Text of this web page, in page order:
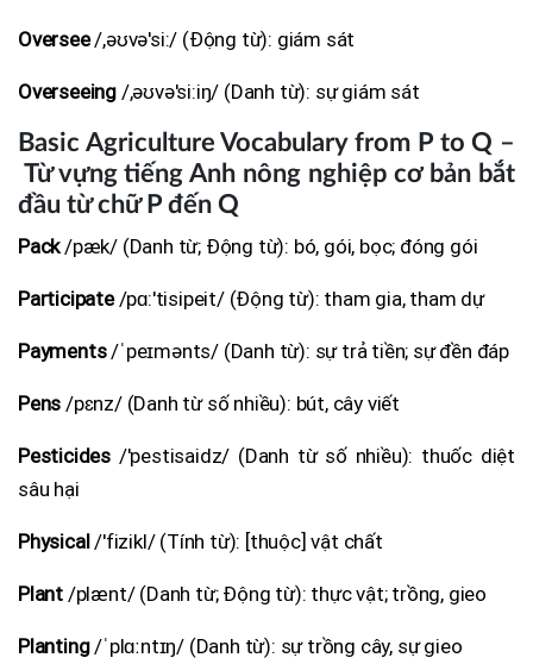
Oversee/,əʊvə'si:/ (Động từ): giám sát
Overseeing /,əʊvə'si:iŋ/ (Danh từ): sự giám sát
Basic Agriculture Vocabulary from P to Q –
Từ vựng tiếng Anh nông nghiệp cơ bản bắt
đầu từ chữ P đến Q
Pack/pæk/ (Danh từ; Động từ): bó, gói, bọc; đóng gói
Participate/pɑ:'tisipeit/ (Động từ): tham gia, tham dự
Payments/ˈpeɪmənts/ (Danh từ): sự trả tiền; sự đền đáp
Pens /pɛnz/ (Danh từ số nhiều): bút, cây viết
Pesticides /'pestisaidz/ (Danh từ số nhiều): thuốc diệt
sâu hại
Physical/'fizikl/ (Tính từ): [thuộc] vật chất
Plant /plænt/ (Danh từ; Động từ): thực vật; trồng, gieo
Planting/ˈplɑːntɪŋ/ (Danh từ): sự trồng cây, sự gieo